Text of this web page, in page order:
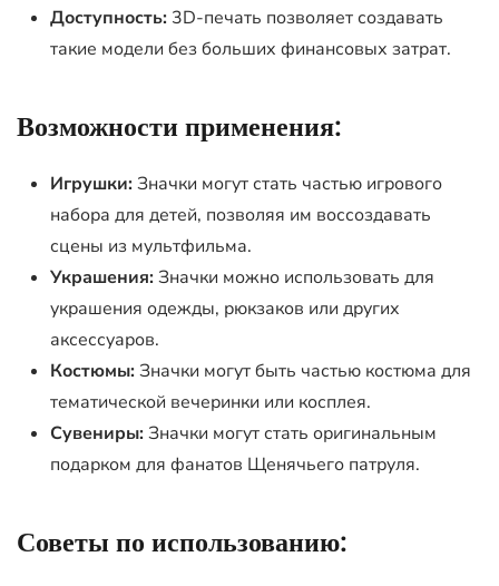
Доступность: 3D-печать позволяет создавать
такие модели без больших финансовых затрат.
Возможности применения:
Игрушки:Значки могут стать частью игрового
набора для детей, позволяя им воссоздавать
сцены из мультфильма.
Украшения:Значки можно использовать для
украшения одежды, рюкзаков или других
аксессуаров.
Костюмы:Значки могут быть частью костюма для
тематической вечеринки или косплея.
Сувениры:Значки могут стать оригинальным
подарком для фанатов Щенячьего патруля.
Советы по использованию: